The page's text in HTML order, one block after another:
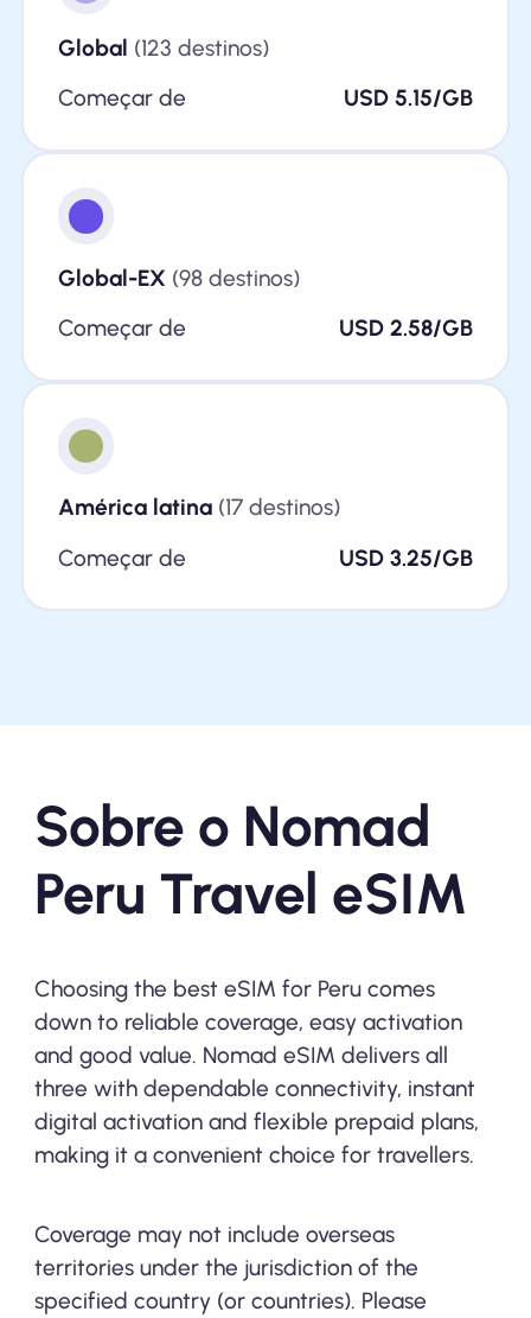
Global (123 destinos)
Começar de
USD 5.15/GB
Global-EX (98 destinos)
Começar de
USD 2.58/GB
América latina(17 destinos)
Começar de
USD 3.25/GB
Sobre o Nomad
Peru Travel eSIM
Choosing the best eSIM for Peru comes
down to reliable coverage, easy activation
and good value. Nomad eSIM delivers all
three with dependable connectivity, instant
digital activation and flexible prepaid plans,
making it a convenient choice for travellers.
Coverage may not include overseas
territories under the jurisdiction of the
specified country (or countries). Please